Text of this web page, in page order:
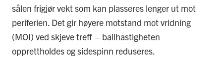
sålen frigjør vekt som kan plasseres lenger ut mot
periferien. Det gir høyere motstand mot vridning
(MOI) ved skjeve treff – ballhastigheten
opprettholdes og sidespinn reduseres.